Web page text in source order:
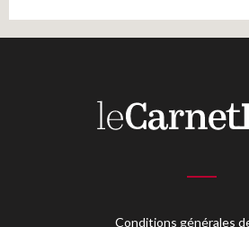
Conditions générales